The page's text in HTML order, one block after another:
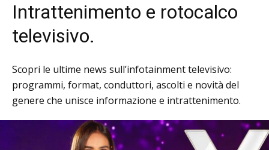
Intrattenimento e rotocalco
televisivo.
Scopri le ultime news sull’infotainment televisivo:
programmi, format, conduttori, ascolti e novità del
genere che unisce informazione e intrattenimento.